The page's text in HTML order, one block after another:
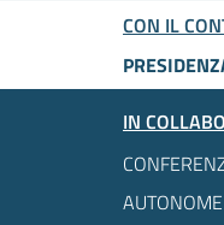
CON IL
IN
AUTONOME